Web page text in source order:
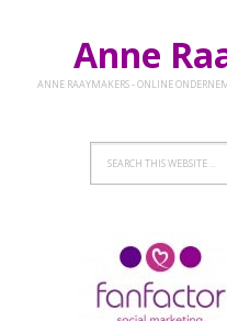
Anne
ANNE RAAYMAKERS - ONLINE